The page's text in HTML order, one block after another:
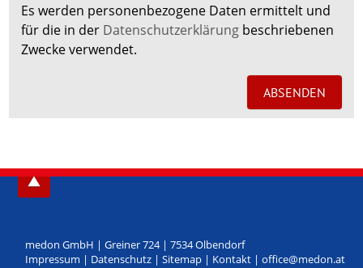
Es werden personenbezogene Daten ermittelt und
für die in der Datenschutzerklärung beschriebenen
Zwecke verwendet.
medon GmbH | Greiner 724| 7534Olbendorf
Impressum | Datenschutz| Sitemap| Kontakt| office@medon.at